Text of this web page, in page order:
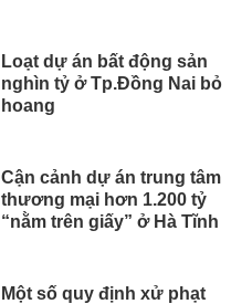
Loạt dự án bất động sản
nghìn tỷ ở Tp.Đồng Nai bỏ
hoang
Cận cảnh dự án trung tâm
thương mại hơn 1.200 tỷ
“nằm trên giấy” ở Hà Tĩnh
Một số quy định xử phạt